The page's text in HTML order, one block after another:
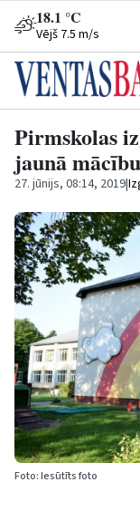
18.1 °C
Vējš 7.5 m/s
Pirmskolas
jaunā
27. jūnijs, 08:14, 2019|
Foto: Iesūtīts foto